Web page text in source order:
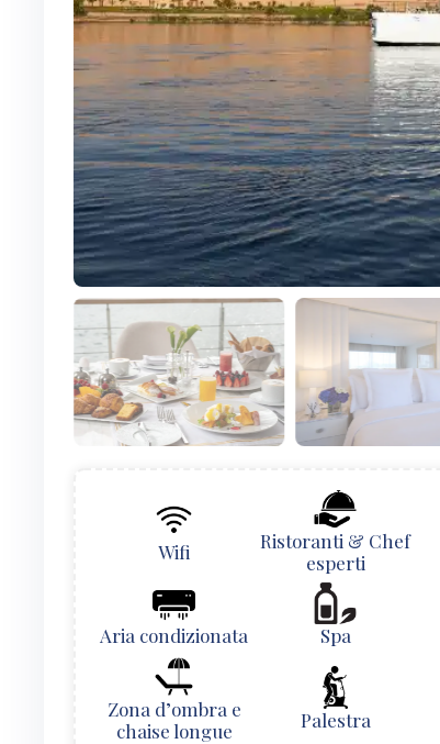
Wifi
Ristoranti & Chef
esperti
Aria condizionata Spa
Zona d’ombra e
chaise longue
Palestra